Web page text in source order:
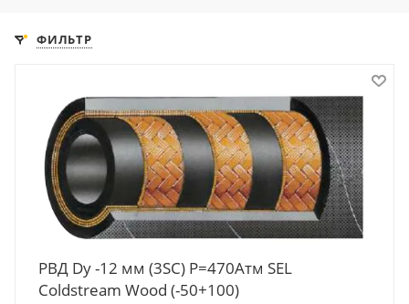
ФИЛЬТР
РВД Dу -12 мм (3SC) Р=470Атм SEL
Coldstream Wood (-50+100)